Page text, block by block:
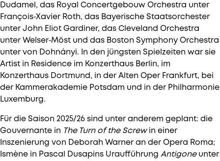
Dudamel, das Royal Concertgebouw Orchestra unter
François‑Xavier Roth, das Bayerische Staatsorchester
unter John Eliot Gardiner, das Cleveland Orchestra
unter Welser‑Möst und das Boston Symphony Orchestra
unter von Dohnányi. In den jüngsten Spielzeiten war sie
Artist in Residence im Konzerthaus Berlin, im
Konzerthaus Dortmund, in der Alten Oper Frankfurt, bei
der Kammerakademie Potsdam und in der Philharmonie
Luxemburg.
Für die Saison 2025/26 sind unter anderem geplant: die
Gouvernante in The Turn of the Screwin einer
Inszenierung von Deborah Warner an der Opera Roma;
Ismène in Pascal Dusapins Uraufführung Antigoneunter